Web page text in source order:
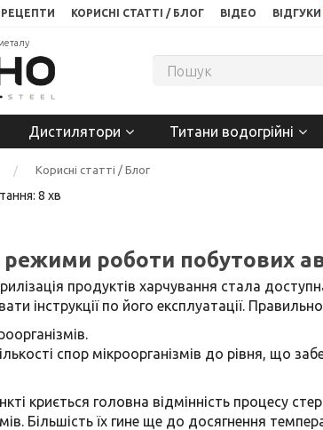
РЕЦЕПТИ КОРИСНІ СТАТТІ / БЛОГ ВІДЕО ВІДГУКИ
Дистилятори Титани водогрійні
Корисні статті / Блог
8 хв
режими роботи побутових
продуктів харчування стала
інструкції по його експлуатації.
спор мікроорганізмів до рівня, що
криється головна відмінність процесу
Більшість їх гине ще до досягнення